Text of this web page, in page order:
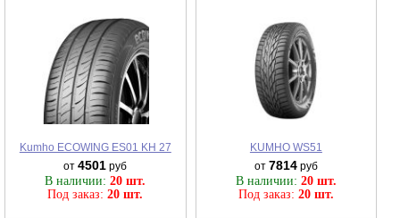
Kumho ECOWING ES01 KH 27
от4501 руб
В наличии:20 шт.
Под заказ:20 шт.
KUMHO WS51
от 7814руб
В наличии: 20 шт.
Под заказ: 20 шт.